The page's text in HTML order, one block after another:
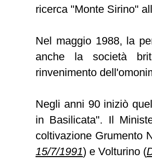
ricerca "Monte Sirino"
Nel maggio 1988, la
anche la società
rinvenimento
Negli anni 90 iniziò
in Basilicata". Il
coltivazione Grumento
15/7/1991) e Volturino (